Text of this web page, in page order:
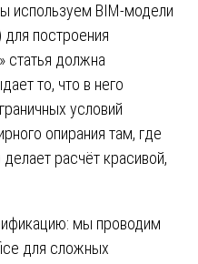
используем BIM-модели
построения
статья должна
то, что в него
условий
опирания там, где
расчёт красивой,
мы проводим
для сложных